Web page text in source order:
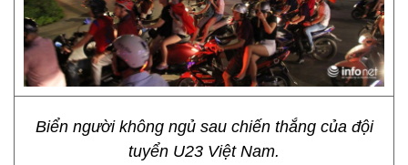
Biển người không ngủ sau chiến thắng của đội
tuyển U23 Việt Nam.